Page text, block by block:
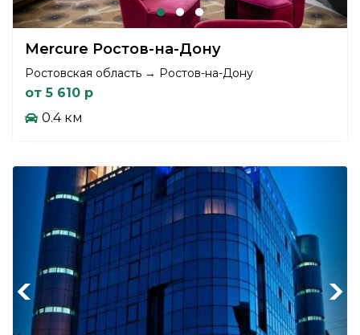
Mercure Ростов-на-Дону
Ростовская область → Ростов-на-Дону
от 5 610 р
0.4 км
Previous Next